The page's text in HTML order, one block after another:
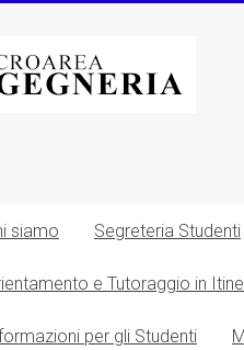
siamo Segreteria Studenti
e Tutoraggio in
per gli Studenti